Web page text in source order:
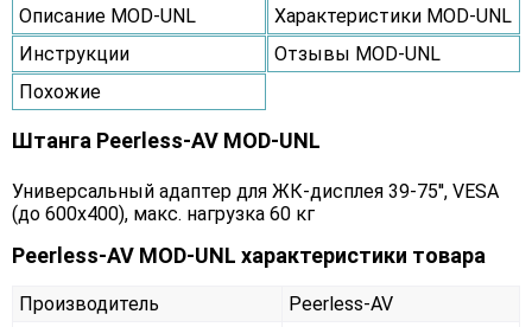
Описание MOD-UNL
Характеристики MOD-UNL
Инструкции
Отзывы MOD-UNL
Похожие
Штанга Peerless-AV MOD-UNL
Универсальный адаптер для ЖК-дисплея 39-75'', VESA
(до 600x400), макс. нагрузка 60 кг
Peerless-AV MOD-UNL характеристики товара
Производитель
Peerless-AV